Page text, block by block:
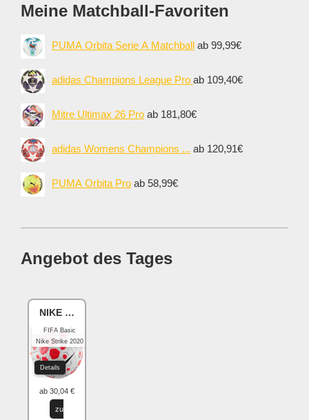
Meine Matchball-Favoriten
PUMA Orbita Serie A Matchball ab 99,99€
adidas Champions League Pro ab 109,40€
Mitre Ultimax 26 Pro ab 181,80€
adidas Womens Champions ... ab 120,91€
PUMA Orbita Pro ab 58,99€
Angebot des Tages
NIKE Academy
FIFA Basic
Nike Strike 2020
Details
ab 30,04 €
zu